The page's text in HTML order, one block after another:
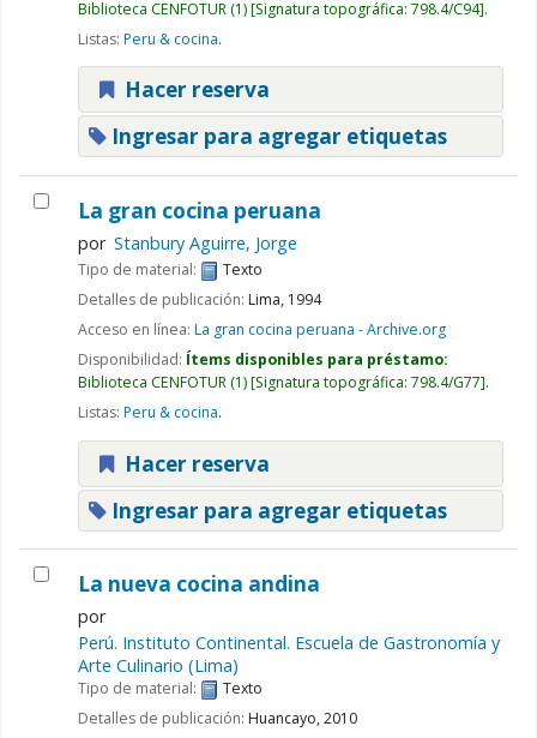
Biblioteca CENFOTUR (1) Signatura topográfica: 798.4/C94 .
Listas: Peru & cocina.
Hacer reserva
Ingresar para agregar etiquetas
La gran cocina peruana
por Stanbury Aguirre, Jorge
Tipo de material:
Texto
Detalles de publicación: Lima, 1994
Acceso en línea: La gran cocina peruana - Archive.org
Disponibilidad: Ítems disponibles para préstamo:
Biblioteca CENFOTUR (1) Signatura topográfica: 798.4/G77 .
Listas: Peru & cocina.
Hacer reserva
Ingresar para agregar etiquetas
La nueva cocina andina
por
Perú. Instituto Continental. Escuela de Gastronomía y
Arte Culinario (Lima)
Tipo de material:
Texto
Detalles de publicación: Huancayo,2010